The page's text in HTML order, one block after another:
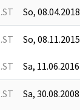
So, 08.04.2018
So, 08.11.2015
Sa, 11.06.2016
Sa, 30.08.2008